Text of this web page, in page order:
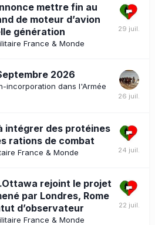
mettre fin au
de moteur d’avion
génération
France & Monde
2026
incorporation dans l'Armée
intégrer des protéines
rations de combat
France & Monde
rejoint le projet
par Londres, Rome
d’observateur
France & Monde